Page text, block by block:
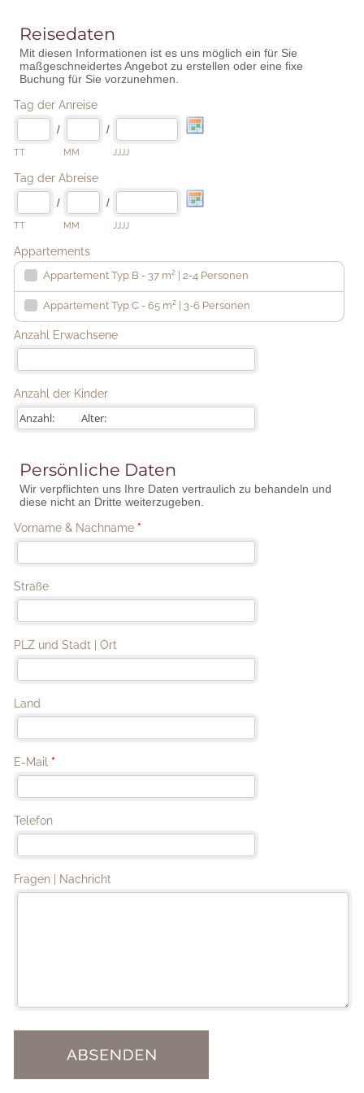
Reisedaten
Mit diesen Informationen ist es uns möglich ein für Sie
maßgeschneidertes Angebot zu erstellen oder eine fixe
Buchung für Sie vorzunehmen.
Tag der Anreise
/
TT
/
MM JJJJ
Tag der Abreise
/
TT
/
MM JJJJ
Appartements
Appartement Typ B - 37 m² | 2-4 Personen
Appartement Typ C - 65 m² | 3-6 Personen
Anzahl Erwachsene
Anzahl der Kinder
Persönliche Daten
Wir verpflichten uns Ihre Daten vertraulich zu behandeln und
diese nicht an Dritte weiterzugeben.
Vorname & Nachname *
Straße
PLZ und Stadt | Ort
Land
E-Mail *
Telefon
Fragen | Nachricht